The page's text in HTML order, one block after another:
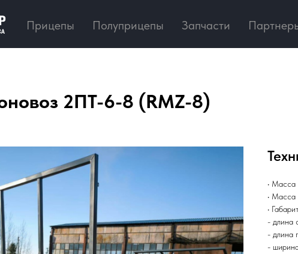
Прицепы Полуприцепы Запчасти
2ПТ-6-8 (RMZ-8)
· Масса
· Масса
·
- длина
- длина
-